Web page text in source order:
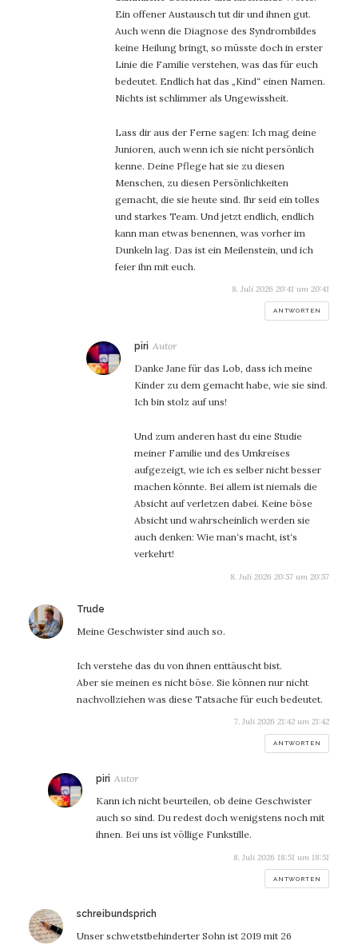
Ein offener Austausch tut dir und ihnen gut.
Auch wenn die Diagnose des Syndrombildes
keine Heilung bringt, so müsste doch in erster
Linie die Familie verstehen, was das für euch
bedeutet. Endlich hat das „Kind“ einen Namen.
Nichts ist schlimmer als Ungewissheit.
Lass dir aus der Ferne sagen: Ich mag deine
Junioren, auch wenn ich sie nicht persönlich
kenne. Deine Pflege hat sie zu diesen
Menschen, zu diesen Persönlichkeiten
gemacht, die sie heute sind. Ihr seid ein tolles
und starkes Team. Und jetzt endlich, endlich
kann man etwas benennen, was vorher im
Dunkeln lag. Das ist ein Meilenstein, und ich
feier ihn mit euch.
8. Juli 2026 20:41 um 20:41
ANTWORTEN
piri sagt:
Danke Jane für das Lob, dass ich meine
Kinder zu dem gemacht habe, wie sie sind.
Ich bin stolz auf uns!
Und zum anderen hast du eine Studie
meiner Familie und des Umkreises
aufgezeigt, wie ich es selber nicht besser
machen könnte. Bei allem ist niemals die
Absicht auf verletzen dabei. Keine böse
Absicht und wahrscheinlich werden sie
auch denken: Wie man‘s macht, ist‘s
verkehrt!
8. Juli 2026 20:57 um 20:57
Trude
Meine Geschwister sind auch so.
Ich verstehe das du von ihnen enttäuscht bist.
Aber sie meinen es nicht böse. Sie können nur nicht
nachvollziehen was diese Tatsache für euch bedeutet.
7. Juli 2026 21:42 um 21:42
ANTWORTEN
piri sagt:
Kann ich nicht beurteilen, ob deine Geschwister
auch so sind. Du redest doch wenigstens noch mit
ihnen. Bei uns ist völlige Funkstille.
8. Juli 2026 18:51 um 18:51
ANTWORTEN
schreibundsprich
Unser schwetstbehinderter Sohn ist 2019 mit 26